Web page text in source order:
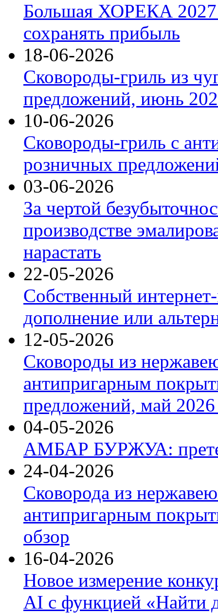
Большая ХОРЕКА 2027:
сохранять прибыль
18-06-2026
Сковороды-гриль из
предложений, июнь
10-06-2026
Сковороды-гриль с
розничных
03-06-2026
За чертой
производстве
нарастать
22-05-2026
Собственный
дополнение или
12-05-2026
Сковороды из
антипригарным
предложений, май 2026
04-05-2026
АМБАР БУРЖУА:
24-04-2026
Сковорода из
антипригарным
обзор
16-04-2026
Новое измерение
AI с функцией «Найти